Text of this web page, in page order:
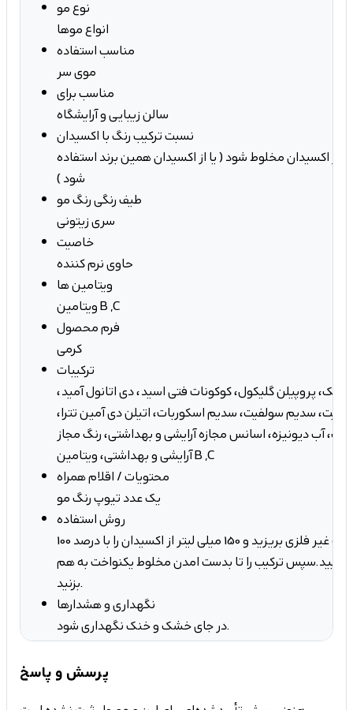
نوع مو
انواع موها
مناسب استفاده
موی سر
مناسب برای
سالن زیبایی و آرایشگاه
نسبت ترکیب رنگ با اکسیدان
عدد تیوپ با 1.5 برابر اکسیدان مخلوط شود ( یا از اکسیدان همین برند استفاده
شود )
طیف رنگی رنگ مو
سری زیتونی
خاصیت
حاوی نرم کننده
ویتامین ها
ویتامین B ,C
فرم محصول
کرمی
ترکیبات
پروپیلن گلیکول، کوکونات فتی اسید، دی اتانول آمید،
سدیم سولفیت، سدیم اسکوربات، اتیلن دی آمین تترا،
آب دیونیزه، اسانس مجازه آرایشی و بهداشتی، رنگ مجاز
آرایشی و بهداشتی، ویتامین B ,C
محتویات / اقلام همراه
یک عدد تیوپ رنگ مو
روش استفاده
100 میل از رنگ مو را در ظرف غیر فلزی بریزید و 150 میلی لیتر از اکسیدان را با درصد
نمایید.سپس ترکیب را تا بدست امدن مخلوط یکنواخت به هم
بزنید.
نگهداری و هشدارها
در جای خشک و خنک نگهداری شود.
پرسش و پاسخ